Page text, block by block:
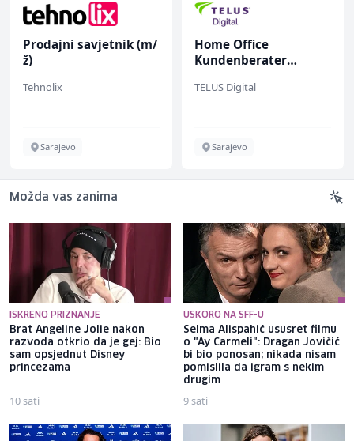
Prodajni savjetnik (m/
ž)
Tehnolix
Sarajevo
Home Office
Kundenberater
renommiertes
TELUS Digital
Sarajevo
Možda vas zanima
ISKRENO PRIZNANJE
Brat Angeline Jolie nakon
razvoda otkrio da je gej: Bio
sam opsjednut Disney
princezama
10 sati
USKORO NA SFF-U
Selma Alispahić ususret filmu
o "Ay Carmeli": Dragan Jovičić
bi bio ponosan; nikada nisam
pomislila da igram s nekim
drugim
9 sati